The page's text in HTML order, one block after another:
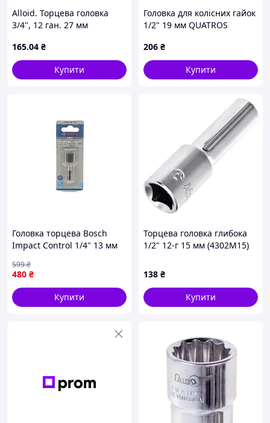
Alloid. Торцева головка
3/4", 12 ган. 27 мм
165.04 ₴
Купити
Головка для колісних гайок
1/2" 19 мм QUATROS
206 ₴
Купити
Головка торцева Bosch
Impact Control 1/4" 13 мм
480 ₴
599₴
Купити
Торцева головка глибока
1/2" 12-г 15 мм (4302M15)
138 ₴
Купити